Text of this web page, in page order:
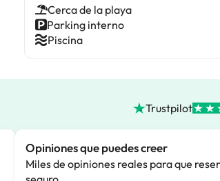
Cerca de la playa
Parking interno
Piscina
Trustpilot
Opiniones que puedes creer
Miles de opiniones reales para que